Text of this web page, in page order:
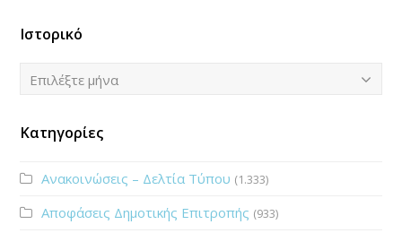
Ιστορικό
Ιστορικό
Επιλέξτε μήνα
Κατηγορίες
Ανακοινώσεις – Δελτία Τύπου (1.333)
Αποφάσεις Δημοτικής Επιτροπής (933)